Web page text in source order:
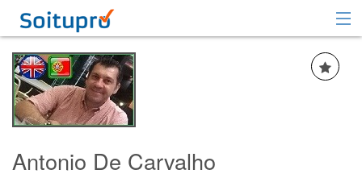
Antonio De Carvalho